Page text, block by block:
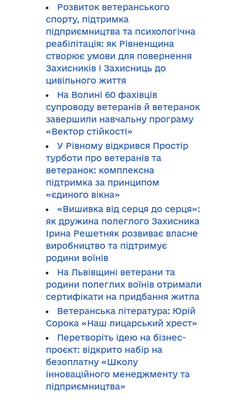
Розвиток ветеранського
спорту, підтримка
підприємництва та психологічна
реабілітація: як Рівненщина
створює умови для повернення
Захисників і Захисниць до
цивільного життя
На Волині 60 фахівців
супроводу ветеранів й ветеранок
завершили навчальну програму
«Вектор стійкості»
У Рівному відкрився Простір
турботи про ветеранів та
ветеранок: комплексна
підтримка за принципом
«єдиного вікна»
«Вишивка від серця до серця»:
як дружина полеглого Захисника
Ірина Решетняк розвиває власне
виробництво та підтримує
родини воїнів
На Львівщині ветерани та
родини полеглих воїнів отримали
сертифікати на придбання житла
Ветеранська література: Юрій
Сорока «Наш лицарський хрест»
Перетворіть ідею на бізнес-
проєкт: відкрито набір на
безоплатну «Школу
інноваційного менеджменту та
підприємництва»